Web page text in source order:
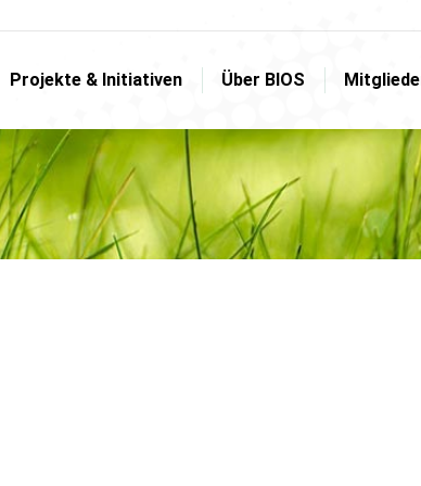
Projekte & Initiativen Über BIOS
Projekte & Initiativen Über BIOS